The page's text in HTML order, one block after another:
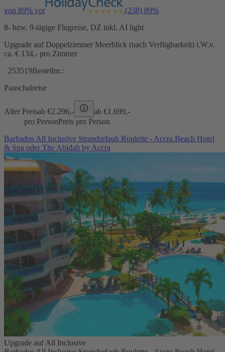
von 89% vor (238) 89%
8- bzw. 9-tägige Flugreise, DZ inkl. AI light
Upgrade auf Doppelzimmer Meerblick (nach Verfügbarkeit) i.W.v.
ca. € 134,- pro Zimmer
253519Bestellnr.:
Pauschalreise
Alter Preisab €2.296,- ab €1.699,-
pro PersonPreis pro Person
Barbados All Inclusive Strandurlaub Roulette - Accra Beach Hotel
& Spa oder The Abidah by Accra
Upgrade auf All Inclusive